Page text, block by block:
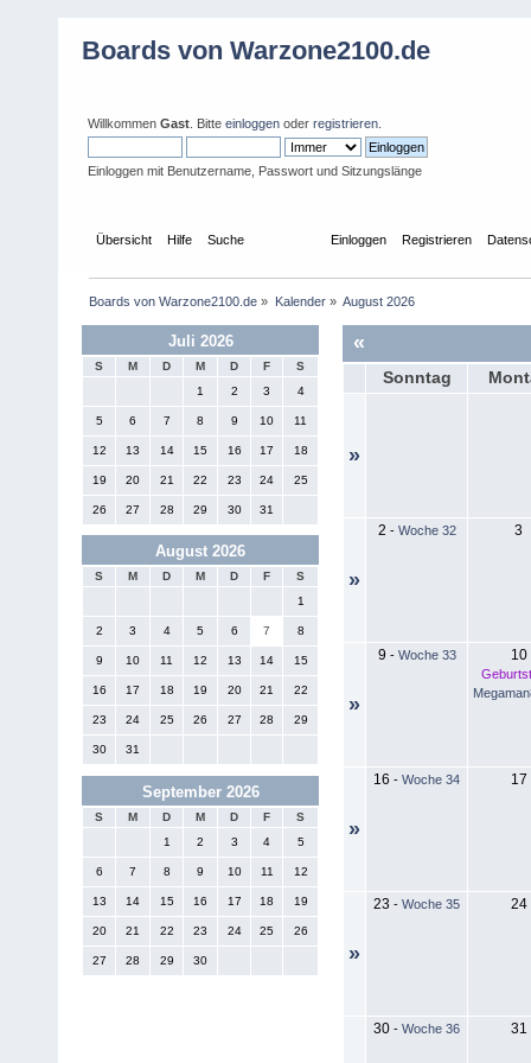
Boards von Warzone2100.de
Willkommen Gast . Bitte einloggen oder registrieren
Einloggen mit Benutzername, Passwort und Sitzungslänge
Übersicht Hilfe Suche Einloggen Registrieren
Boards von Warzone2100.de » Kalender» August 2026
Juli 2026
S M D M D F
S
1
2 3 4
5 6 7 8 9 10 11
12 13 14 15 16 17 18
19 20 21 22 23 24 25
26 27 28 29 30 31
August 2026
S M D M D F
S
1
2 3 4 5 6 7 8
9 10 11 12 13 14 15
16 17 18 19 20 21 22
23 24 25 26 27 28 29
30 31
September 2026
S M D M D F
S
1
2 3 4 5
6 7 8 9 10 11 12
13 14 15 16 17 18 19
20 21 22 23 24 25 26
27 28 29 30
«
Sonntag
»
»
2 - Woche 32 3
»
9 - Woche 33 10
»
16 - Woche 34 17
»
23 - Woche 35 24
30 - Woche 36 31